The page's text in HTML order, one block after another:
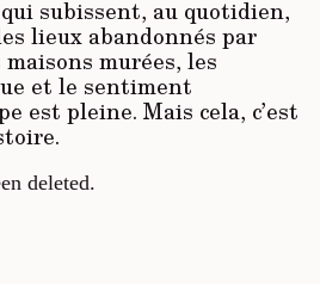
subissent, au quotidien,
lieux abandonnés par
murées, les
et le sentiment
est pleine. Mais cela, c’est
deleted.